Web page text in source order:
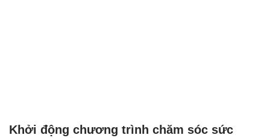
Khởi động chương trình chăm sóc sức